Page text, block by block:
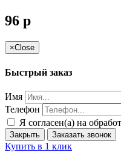
96 p
×Close
Быстрый заказ
Имя
Телефон
Я согласен(а) на
Закрыть Заказать звонок
Купить в 1 клик